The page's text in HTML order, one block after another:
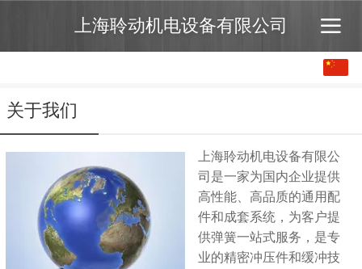
上海聆动机电设备有限公司
关于我们
上海聆动机电设备有限公
司是一家为国内企业提供
高性能、高品质的通用配
件和成套系统，为客户提
供弹簧一站式服务，是专
业的精密冲压件和缓冲技